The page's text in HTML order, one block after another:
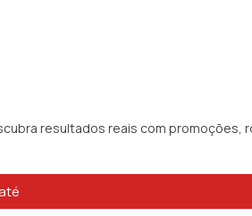
resultados reais com promoções,